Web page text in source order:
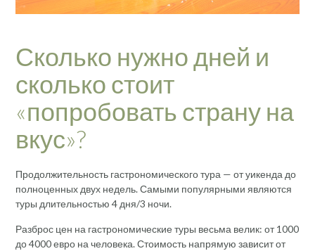
Сколько нужно дней и
сколько стоит
«попробовать страну на
вкус»?
Продолжительность гастрономического тура — от уикенда до
полноценных двух недель. Самыми популярными являются
туры длительностью 4 дня/3 ночи.
Разброс цен на гастрономические туры весьма велик: от 1000
до 4000 евро на человека. Стоимость напрямую зависит от